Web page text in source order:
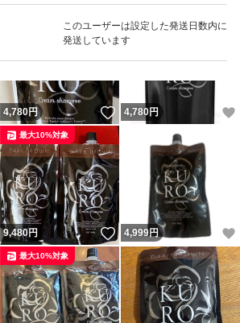
このユーザーは設定した発送日数内に
発送しています
いいね！
4,780円 いいね！
4,780円
いいね！
9,480円 いいね！
最大10%対象
4,999円
最大10%対象